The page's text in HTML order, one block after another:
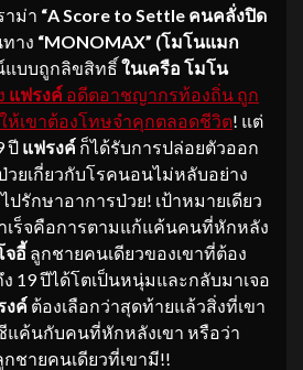
ม่า “A Score to Settle คนคลั่งปิด
าง “MONOMAX” (โมโนแมก
แบบถูกลิขสิทธิ์ในเครือ โมโน
แฟรงค์ อดีตอาชญากรท้องถิ่น ถูก
ห้เขาต้องโทษจำคุกตลอดชีวิต! แต่
ปี แฟรงค์ ก็ได้รับการปล่อยตัวออก
วยเกี่ยวกับโรคนอนไม่หลับอย่าง
ปรักษาอาการป่วย! เป้าหมายเดียว
เร็จคือการตามแก้แค้นคนที่หักหลัง
จอี้ ลูกชายคนเดียวของเขาที่ต้อง
19 ปีได้โตเป็นหนุ่มและกลับมาเจอ
งค์ ต้องเลือกว่าสุดท้ายแล้วสิ่งที่เขา
ค้นกับคนที่หักหลังเขา หรือว่า
ชายคนเดียวที่เขามี!!